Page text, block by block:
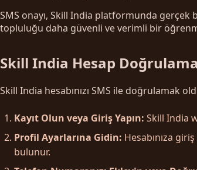
SMS onayı, Skill India platformunda gerçek
topluluğu daha güvenli ve verimli bir
Skill India Hesap
Skill India hesabınızı SMS ile doğrulamak
Kayıt Olun veya Giriş Yapın: Skill India
Profil Ayarlarına Gidin: Hesabınıza
bulunur.